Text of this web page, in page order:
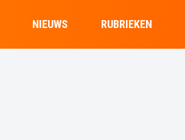
NIEUWS RUBRIEKEN